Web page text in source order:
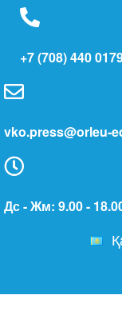
+7 (708) 440
vko.press@orleu-
Дс - Жм: 9.00 -